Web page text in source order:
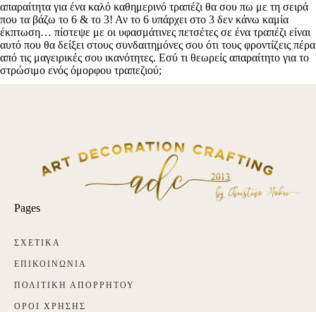
Pages
ΣΧΕΤΙΚΑ
ΕΠΙΚΟΙΝΩΝΙΑ
ΠΟΛΙΤΙΚΗ ΑΠΟΡΡΗΤΟΥ
ΟΡΟΙ ΧΡΗΣΗΣ